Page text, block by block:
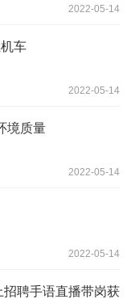
2022-05-14
车
2022-05-14
境质量
2022-05-14
2022-05-14
聘手语直播带岗获